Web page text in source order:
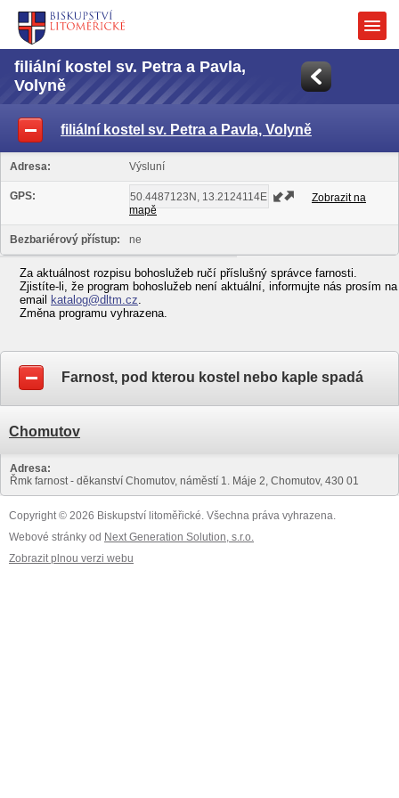
filiální kostel sv. Petra a Pavla,
Volyně
filiální kostel sv. Petra a Pavla, Volyně
Adresa: Výsluní
GPS:
Zobrazit na
mapě
Bezbariérový přístup: ne
Za aktuálnost rozpisu bohoslužeb ručí příslušný správce farnosti.
Zjistíte-li, že program bohoslužeb není aktuální, informujte nás prosím na
email
katalog@dltm.cz.
Změna programu vyhrazena.
Farnost, pod kterou kostel nebo kaple spadá
Chomutov
Adresa:
Řmk farnost - děkanství Chomutov, náměstí 1. Máje 2, Chomutov, 430 01
Copyright © 2026 Biskupství litoměřické. Všechna práva vyhrazena.
Webové stránky od Next Generation Solution, s.r.o.
Zobrazit plnou verzi webu